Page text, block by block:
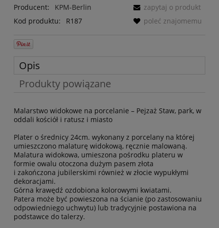
Producent:
KPM-Berlin
Kod produktu:
R187
zapytaj o produkt
poleć znajomemu
Opis
Produkty powiązane
Malarstwo widokowe na porcelanie – Pejzaż Staw, park, w
oddali kościół i ratusz i miasto
Plater o średnicy 24cm. wykonany z porcelany na której
umieszczono malaturę widokową, ręcznie malowaną.
Malatura widokowa, umieszona pośrodku plateru w
formie owalu otoczona dużym pasem złota
i zakończona jubilerskimi również w złocie wypukłymi
dekoracjami.
Górna krawędź ozdobiona kolorowymi kwiatami.
Patera może być powieszona na ścianie (po zastosowaniu
odpowiedniego uchwytu) lub tradycyjnie postawiona na
podstawce do talerzy.